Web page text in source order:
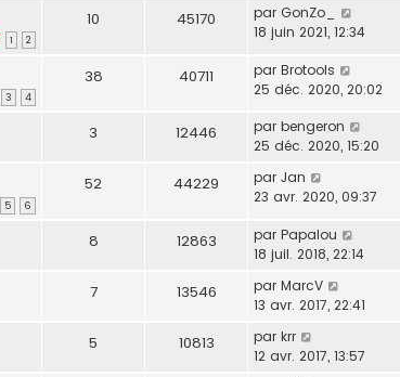
1 2
10 45170 par GonZo_
18 juin 2021, 12:34
3 4
38 40711 par Brotools
25 déc. 2020, 20:02
3 12446 par bengeron
25 déc. 2020, 15:20
5 6
52 44229 par Jan
23 avr. 2020, 09:37
8 12863 par Papalou
18 juil. 2018, 22:14
7 13546 par MarcV
13 avr. 2017, 22:41
5 10813 par krr
12 avr. 2017, 13:57